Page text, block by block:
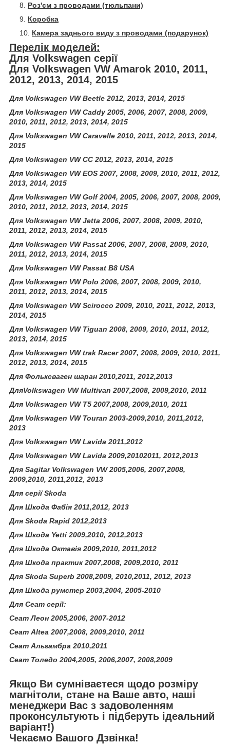
Роз'єм з проводами (тюльпани)
Коробка
Камера заднього виду з проводами (подарунок)
Перелік моделей:
Для Volkswagen серії
Для Volkswagen VW Amarok 2010, 2011,
2012, 2013, 2014, 2015
Для Volkswagen VW Beetle 2012, 2013, 2014, 2015
Для Volkswagen VW Caddy 2005, 2006, 2007, 2008, 2009,
2010, 2011, 2012, 2013, 2014, 2015
Для Volkswagen VW Caravelle 2010, 2011, 2012, 2013, 2014,
2015
Для Volkswagen VW CC 2012, 2013, 2014, 2015
Для Volkswagen VW EOS 2007, 2008, 2009, 2010, 2011, 2012,
2013, 2014, 2015
Для Volkswagen VW Golf 2004, 2005, 2006, 2007, 2008, 2009,
2010, 2011, 2012, 2013, 2014, 2015
Для Volkswagen VW Jetta 2006, 2007, 2008, 2009, 2010,
2011, 2012, 2013, 2014, 2015
Для Volkswagen VW Passat 2006, 2007, 2008, 2009, 2010,
2011, 2012, 2013, 2014, 2015
Для Volkswagen VW Passat B8 USA
Для Volkswagen VW Polo 2006, 2007, 2008, 2009, 2010,
2011, 2012, 2013, 2014, 2015
Для Volkswagen VW Scirocco 2009, 2010, 2011, 2012, 2013,
2014, 2015
Для Volkswagen VW Tiguan 2008, 2009, 2010, 2011, 2012,
2013, 2014, 2015
Для Volkswagen VW trak Racer 2007, 2008, 2009, 2010, 2011,
2012, 2013, 2014, 2015
Для Фольксваген шаран 2010,2011, 2012,2013
ДляVolkswagen VW Multivan 2007,2008, 2009,2010, 2011
Для Volkswagen VW T5 2007,2008, 2009,2010, 2011
Для Volkswagen VW Touran 2003-2009,2010, 2011,2012,
2013
Для Volkswagen VW Lavida 2011,2012
Для Volkswagen VW Lavida 2009,20102011, 2012,2013
Для Sagitar Volkswagen VW 2005,2006, 2007,2008,
2009,2010, 2011,2012, 2013
Для серії Skoda
Для Шкода Фабія 2011,2012, 2013
Для Skoda Rapid 2012,2013
Для Шкода Yetti 2009,2010, 2012,2013
Для Шкода Октавія 2009,2010, 2011,2012
Для Шкода практик 2007,2008, 2009,2010, 2011
Для Skoda Superb 2008,2009, 2010,2011, 2012, 2013
Для Шкода румстер 2003,2004, 2005-2010
Для Сеат серії:
Сеат Леон 2005,2006, 2007-2012
Сеат Altea 2007,2008, 2009,2010, 2011
Сеат Альгамбра 2010,2011
Сеат Толедо 2004,2005, 2006,2007, 2008,2009
Якщо Ви сумніваєтеся щодо розміру
магнітоли, стане на Ваше авто, наші
менеджери Вас з задоволенням
проконсультують і підберуть ідеальний
варіант!)
Чекаємо Вашого Дзвінка!